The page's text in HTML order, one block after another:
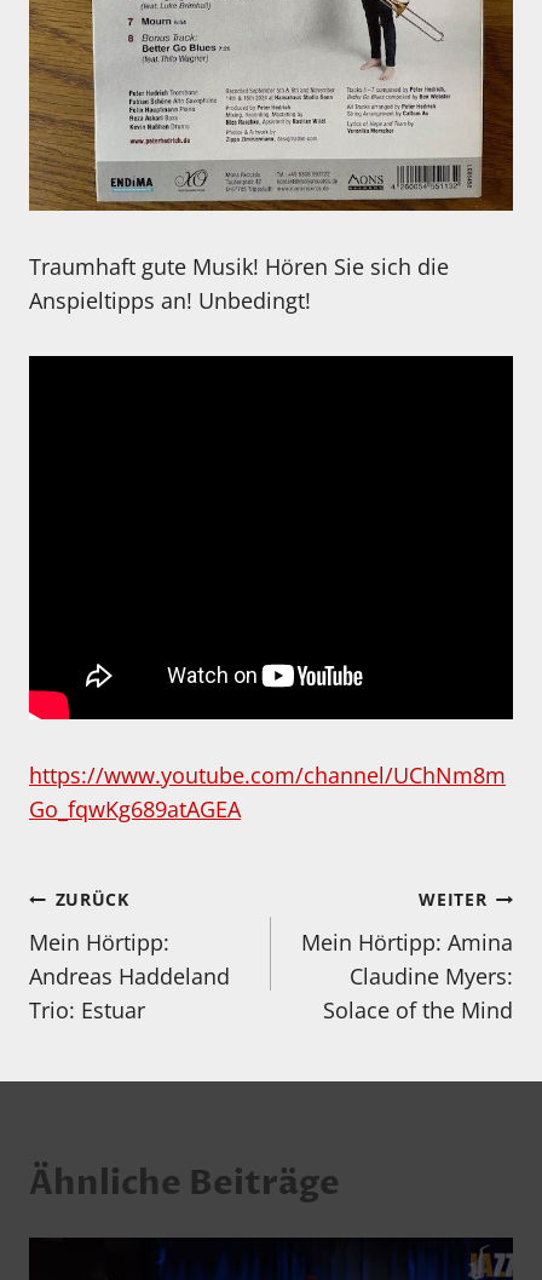
Traumhaft gute Musik! Hören Sie sich die
Anspieltipps an! Unbedingt!
https://www.youtube.com/channel/UChNm8m
Go_fqwKg689atAGEA
Beitragsnavigation
ZURÜCK
Mein Hörtipp:
Andreas Haddeland
Trio: Estuar
WEITER
Mein Hörtipp: Amina
Claudine Myers:
Solace of the Mind
Ähnliche Beiträge